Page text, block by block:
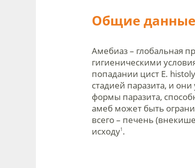
Общие данные
Амебиаз – глобальная
гигиеническими
попадании цист E.
стадией паразита, и
формы паразита,
амеб может быть
всего – печень
исходу1.